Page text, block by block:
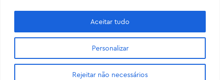
Personalizar
Rejeitar não necessários
Aceitar tudo
Prefeitura da Cidade do Rio de Janeiro Sede: Rua Afonso
Cavalcanti, 455 - Cidade Nova - 20211-110